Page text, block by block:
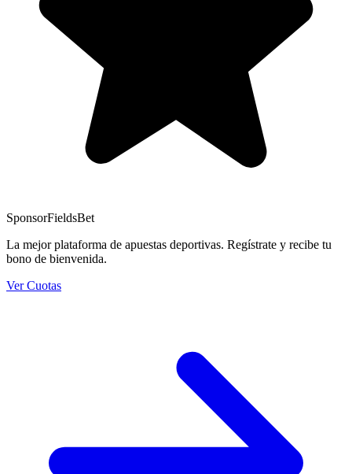
SponsorFieldsBet
La mejor plataforma de apuestas deportivas. Regístrate y recibe tu
bono de bienvenida.
Ver Cuotas